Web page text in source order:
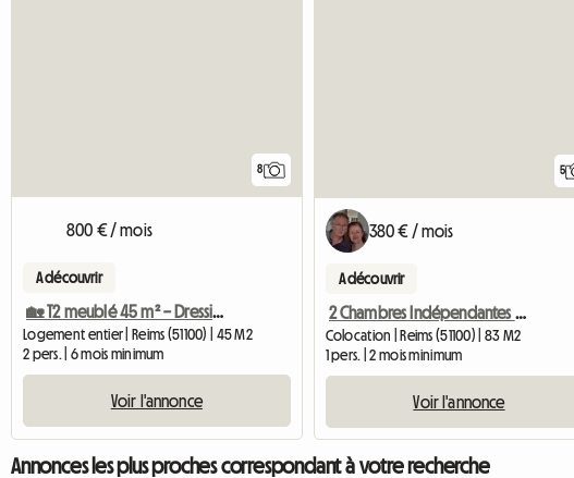
8
800 € / mois
A découvrir
🏡 T2 meublé 45 m² – Dressing – Chauffage au sol – Reims
Logement entier | Reims (51100) | 45 M2
2 pers. | 6 mois minimum
Voir l'annonce
5
380 € / mois
A découvrir
2 Chambres Indépendantes Dans Colocation
Colocation | Reims (51100) | 83 M2
1 pers. | 2 mois minimum
Voir l'annonce
Annonces les plus proches correspondant à votre recherche